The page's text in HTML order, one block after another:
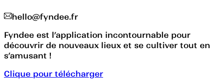
hello@fyndee.fr
Fyndee est l’application incontournable pour
découvrir de nouveaux lieux et se cultiver tout en
s’amusant !
Clique pour télécharger